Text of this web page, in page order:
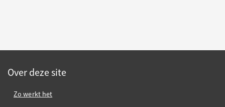
Over deze site
Zo werkt het